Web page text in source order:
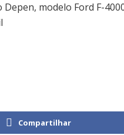
modelo Ford F-
Compartilhar